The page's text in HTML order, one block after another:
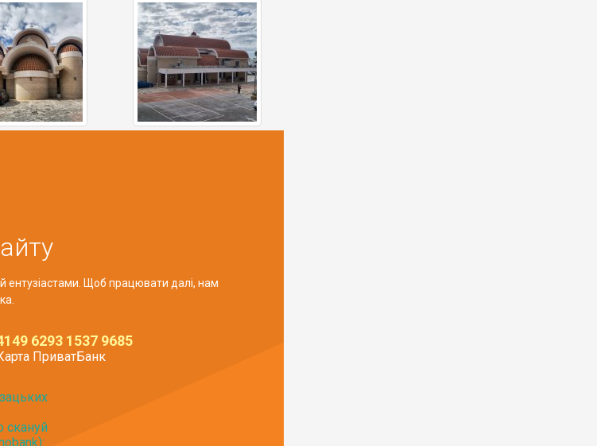
ентузіастами. Щоб працювати далі, нам
6293 1537 9685
ПриватБанк
скануй